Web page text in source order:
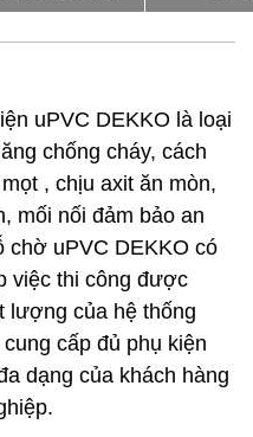
uPVC DEKKO là loại
chống cháy, cách
, chịu axit ăn mòn,
mối nối đảm bảo an
chờ uPVC DEKKO có
việc thi công được
lượng của hệ thống
cấp đủ phụ kiện
dạng của khách hàng